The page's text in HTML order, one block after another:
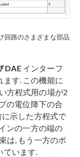
回路のさまざまな部品
DAEインターフ
す. この機能に
方程式用の場が2
の電位降下の合
示した方程式で
ンの一方の端の
は, もう一方のポ
います.